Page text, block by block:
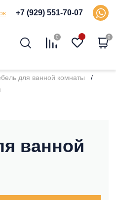
+7 (929) 551-70-07
0 0
для ванной комнаты
ванной